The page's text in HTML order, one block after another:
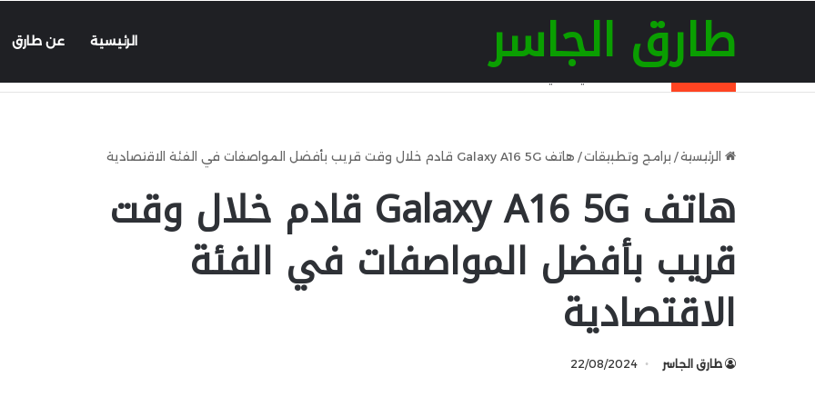
طارق الجاسر الرئيسية عن طارق
الرئيسية/ برامج وتطبيقات/ هاتف Galaxy A16 5G قادم خلال وقت قريب بأفضل المواصفات في الفئة الاقتصادية
هاتف Galaxy A16 5G قادم خلال وقت
قريب بأفضل المواصفات في الفئة
الاقتصادية
طارق الجاسر 22/08/2024